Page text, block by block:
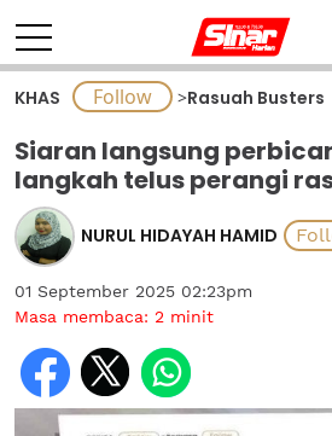
KHAS >Rasuah Busters
Siaran langsung
langkah telus perangi
NURUL HIDAYAH HAMID
01 September 2025 02:23pm
Masa membaca: 2 minit